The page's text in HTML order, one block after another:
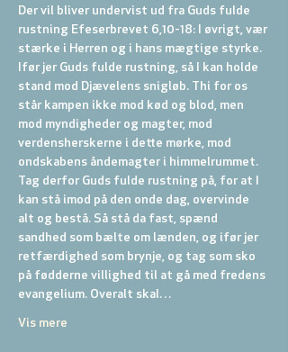
Der vil bliver undervist ud fra Guds fulde
rustning Efeserbrevet 6,10-18: I øvrigt, vær
stærke i Herren og i hans mægtige styrke.
Ifør jer Guds fulde rustning, så I kan holde
stand mod Djævelens snigløb. Thi for os
står kampen ikke mod kød og blod, men
mod myndigheder og magter, mod
verdensherskerne i dette mørke, mod
ondskabens åndemagter i himmelrummet.
Tag derfor Guds fulde rustning på, for at I
kan stå imod på den onde dag, overvinde
alt og bestå. Så stå da fast, spænd
sandhed som bælte om lænden, og ifør jer
retfærdighed som brynje, og tag som sko
på fødderne villighed til at gå med fredens
evangelium. Overalt skal…
Vis mere